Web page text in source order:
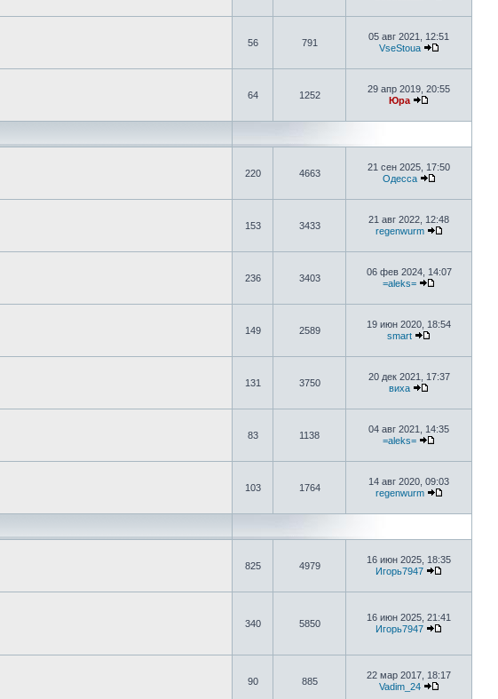
56 791
05 авг 2021, 12:51
VseStoua
64 1252
29 апр 2019, 20:55
Юра
220 4663
21 сен 2025, 17:50
Одесса
153 3433
21 авг 2022, 12:48
regenwurm
236 3403
06 фев 2024, 14:07
=aleks=
149 2589
19 июн 2020, 18:54
smart
131 3750
20 дек 2021, 17:37
виха
83 1138
04 авг 2021, 14:35
=aleks=
103 1764
14 авг 2020, 09:03
regenwurm
825 4979
16 июн 2025, 18:35
Игорь7947
340 5850
16 июн 2025, 21:41
Игорь7947
90 885
22 мар 2017, 18:17
Vadim_24